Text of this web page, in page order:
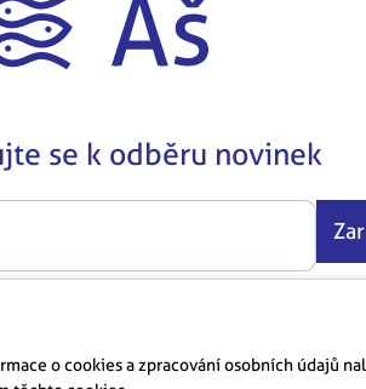
se k odběru novinek
údajů
o cookies a zpracování osobních údajů